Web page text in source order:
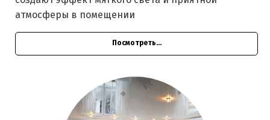
атмосферы в помещении
Посмотреть...